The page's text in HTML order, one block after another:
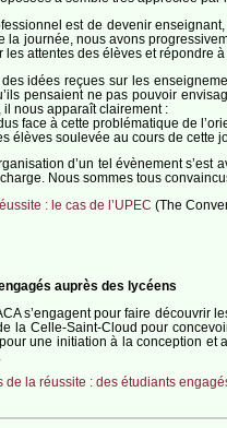
est de devenir
la journée, nous avons
attentes des élèves et répondre
idées reçues sur les
pensaient ne pas pouvoir
nous apparaît clairement :
face à cette problématique de
élèves soulevée au cours de
d’un tel évènement
Nous sommes tous
: le cas de l’UPEC (The
auprès des lycéens
s’engagent pour faire découvrir
la Celle-Saint-Cloud pour
une initiation à la conception et
de la réussite : des étudiants